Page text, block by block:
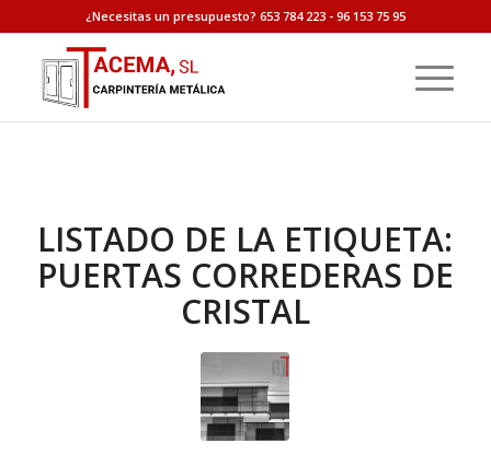
¿Necesitas un presupuesto? 653 784 223 - 96 153 75 95
LISTADO DE LA ETIQUETA:
PUERTAS CORREDERAS DE
CRISTAL